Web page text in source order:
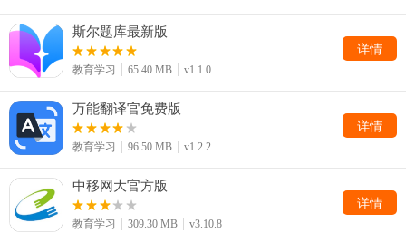
斯尔题库最新版
教育学习 65.40 MB v1.1.0
详情
万能翻译官免费版
教育学习 96.50 MB v1.2.2
详情
中移网大官方版
教育学习 309.30 MB v3.10.8
详情